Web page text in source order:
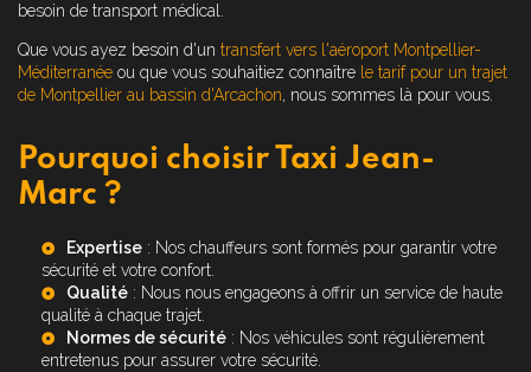
besoin de transport médical.
Que vous ayez besoin d'un transfert vers l'aéroport Montpellier-
Méditerranée ou que vous souhaitiez connaître le tarif pour un trajet
de Montpellier au bassin d'Arcachon, nous sommes là pour vous.
Pourquoi choisir Taxi Jean-
Marc ?
Expertise : Nos chauffeurs sont formés pour garantir votre
sécurité et votre confort.
Qualité : Nous nous engageons à offrir un service de haute
qualité à chaque trajet.
Normes de sécurité : Nos véhicules sont régulièrement
entretenus pour assurer votre sécurité.